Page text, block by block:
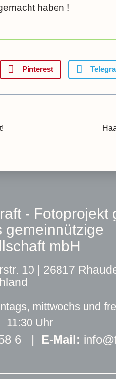
haben !
Pinterest
- Fotoprojekt
gemeinnützige
mbH
10 | 26817
mittwochs und
11:30 Uhr
58 6 | E-Mail: